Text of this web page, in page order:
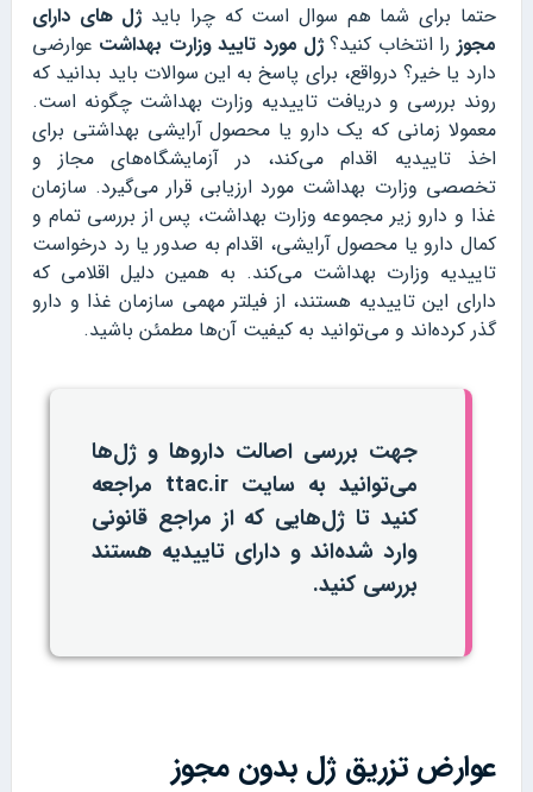
حتما برای شما هم سوال است که چرا باید ژل های دارای
مجوز را انتخاب کنید؟ ژل مورد تایید وزارت بهداشت عوارضی
دارد یا خیر؟ درواقع، برای پاسخ به این سوالات باید بدانید که
روند بررسی و دریافت تاییدیه وزارت بهداشت چگونه است.
معمولا زمانی که یک دارو یا محصول آرایشی بهداشتی برای
اخذ تاییدیه اقدام می‌کند، در آزمایشگاه‌های مجاز و
تخصصی وزارت بهداشت مورد ارزیابی قرار می‌گیرد. سازمان
غذا و دارو زیر مجموعه وزارت بهداشت، پس از بررسی تمام و
کمال دارو یا محصول آرایشی، اقدام به صدور یا رد درخواست
تاییدیه وزارت بهداشت می‌کند. به همین دلیل اقلامی که
دارای این تاییدیه هستند، از فیلتر مهمی سازمان غذا و دارو
گذر کرده‌اند و می‌توانید به کیفیت آن‌ها مطمئن باشید.
جهت بررسی اصالت داروها و ژل‌ها
می‌توانید به سایت ttac.ir مراجعه
کنید تا ژل‌هایی که از مراجع قانونی
وارد شده‌اند و دارای تاییدیه هستند
بررسی کنید.
عوارض تزریق ژل بدون مجوز